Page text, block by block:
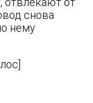
снова
нему